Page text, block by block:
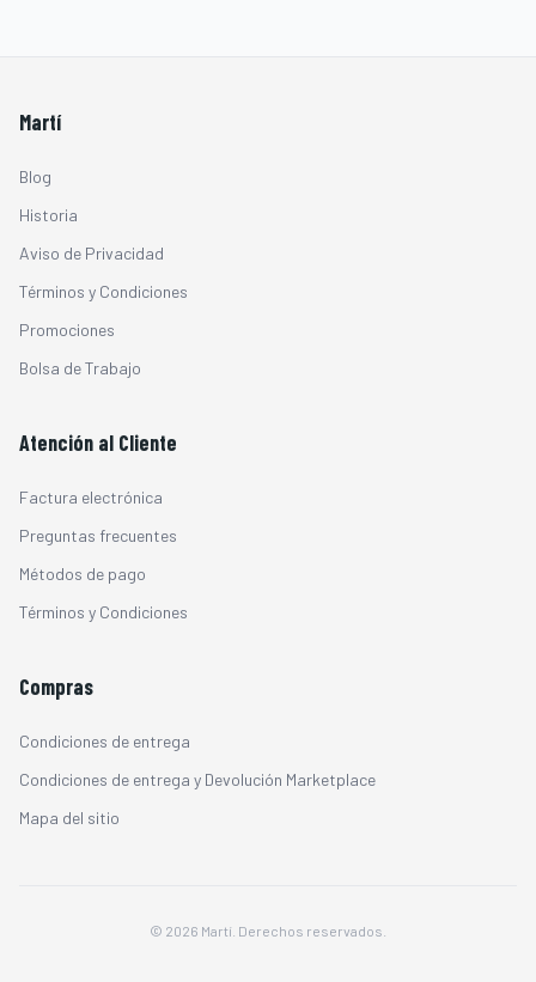
Martí
Blog
Historia
Aviso de Privacidad
Términos y Condiciones
Promociones
Bolsa de Trabajo
Atención al Cliente
Factura electrónica
Preguntas frecuentes
Métodos de pago
Términos y Condiciones
Compras
Condiciones de entrega
Condiciones de entrega y Devolución Marketplace
Mapa del sitio
© 2026 Martí. Derechos reservados.